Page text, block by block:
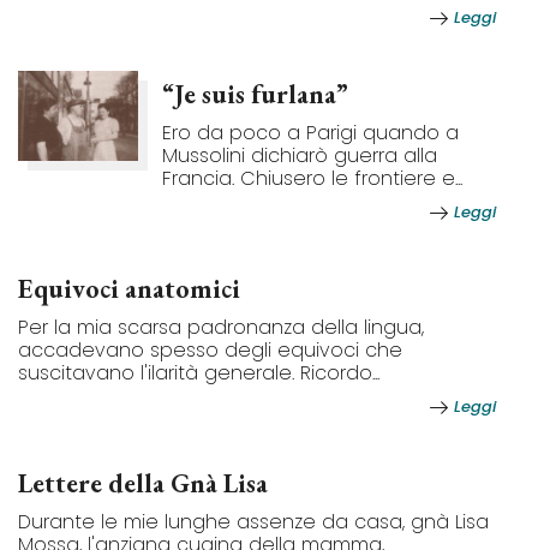
Leggi
“Je suis furlana”
Ero da poco a Parigi quando a
Mussolini dichiarò guerra alla
Francia. Chiusero le frontiere e...
Leggi
Equivoci anatomici
Per la mia scarsa padronanza della lingua,
accadevano spesso degli equivoci che
suscitavano l'ilarità generale. Ricordo...
Leggi
Lettere della Gnà Lisa
Durante le mie lunghe assenze da casa, gnà Lisa